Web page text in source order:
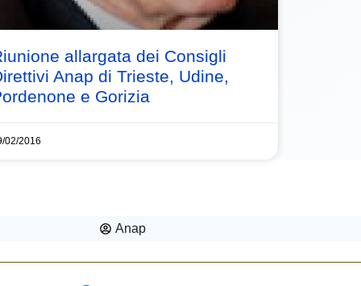
allargata dei Consigli
Anap di Trieste, Udine,
e Gorizia
02/2016
Anap